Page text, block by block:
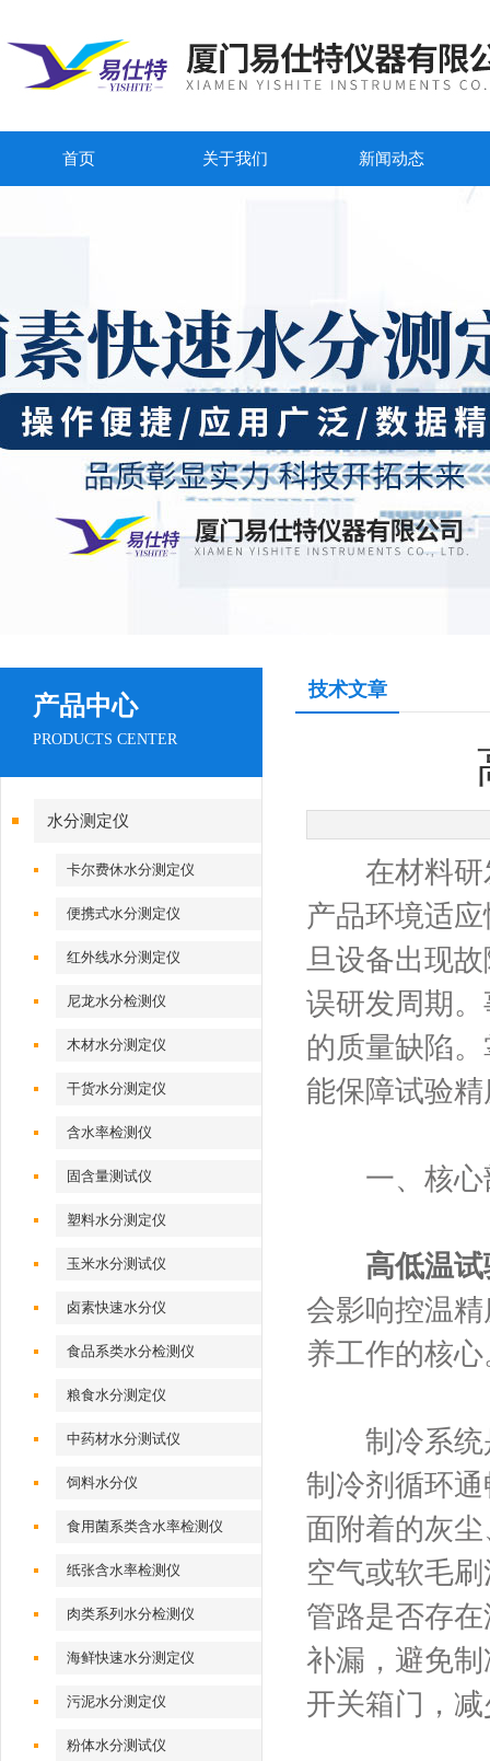
首页 关于我们 新闻动态
产品中心
PRODUCTS CENTER
水分测定仪
卡尔费休水分测定仪
便携式水分测定仪
红外线水分测定仪
尼龙水分检测仪
木材水分测定仪
干货水分测定仪
含水率检测仪
固含量测试仪
塑料水分测定仪
玉米水分测试仪
卤素快速水分仪
食品系类水分检测仪
粮食水分测定仪
中药材水分测试仪
饲料水分仪
食用菌系类含水率检测仪
纸张含水率检测仪
肉类系列水分检测仪
海鲜快速水分测定仪
污泥水分测定仪
粉体水分测试仪
技术文章
在材料研发
产品环境适
旦设备出现
误研发周期
的质量缺陷
能保障试验
一、核心
高低温
会影响控温
养工作的核心
制冷系统是
制冷剂循环
面附着的灰
空气或软毛
管路是否存
补漏，避免
开关箱门，